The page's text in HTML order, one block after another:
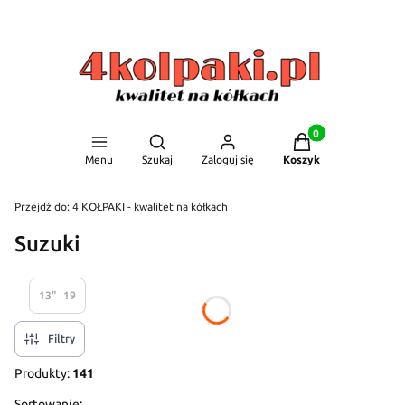
Menu
Otwórz wyszukiwarkę
Szukaj Zaloguj się
Produkty w
Koszyk
Przejdź do: 4 KOŁPAKI - kwalitet na kółkach
Suzuki
13" 19
Filtry
Produkty: 141